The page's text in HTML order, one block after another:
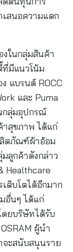
เสนอความแตก
ในกลุ่มสินค้า
ที่มีแนวโน้ม
แบรนด์ ROCC
และ Puma
กลุ่มอุปกรณ์
าสุขภาพ ได้แก่
ตภัณฑ์ผ้าอ้อม
ลูกค้าดังกล่าว
Healthcare
ติบโตได้อีกมาก
อื่นๆ ได้แก่
ยบริษัทได้รับ
ผู้นำ
จะสนับสนุนราย